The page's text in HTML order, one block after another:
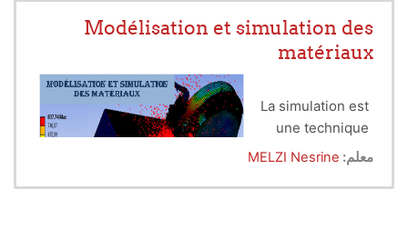
Modélisation et simulation des
matériaux
La simulation est
une technique
numérique pour
expériences sur
L’objectif de ce cours est de donner aux étudiants
modélisation et de simulation de procédés de mise
معلم: MELZI Nesrine